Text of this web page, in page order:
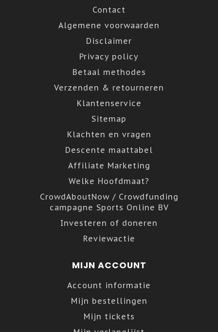
Contact
Algemene voorwaarden
Disclaimer
Privacy policy
Betaal methodes
Verzenden & retourneren
Klantenservice
Sitemap
Klachten en vragen
Descente maattabel
Affiliate Marketing
Welke Hoofdmaat?
CrowdAboutNow / Crowdfunding
campagne Sports Online BV
Investeren of doneren
Reviewactie
MIJN ACCOUNT
Account informatie
Mijn bestellingen
Mijn tickets